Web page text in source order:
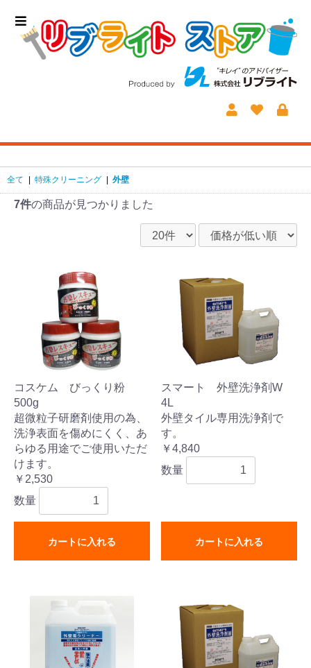
全て 特殊クリーニング 外壁
7件の商品が見つかりました
コスケム びっくり粉
500g
超微粒子研磨剤使用の為、
洗浄表面を傷めにくく、あ
らゆる用途でご使用いただ
けます。
￥2,530
数量
カートに入れる
スマート 外壁洗浄剤W
4L
外壁タイル専用洗浄剤で
す。
￥4,840
数量
カートに入れる